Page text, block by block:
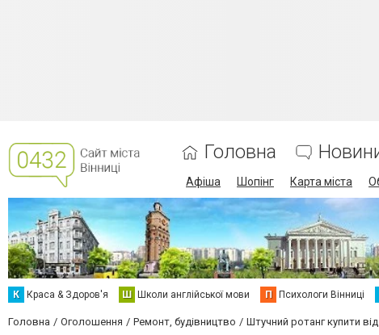
Головна
Афіша Шопінг Карта міста
К Краса & Здоров'я Ш Школи англійської мови П Психологи Вінниці
Головна Оголошення Ремонт, будівництво Штучний ротанг купити